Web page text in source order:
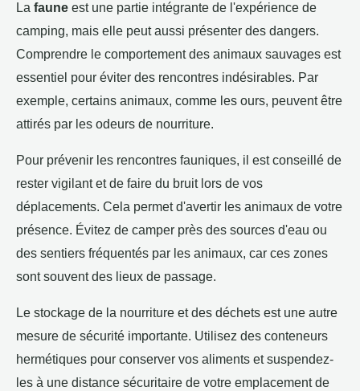
La faune est une partie intégrante de l'expérience de
camping, mais elle peut aussi présenter des dangers.
Comprendre le comportement des animaux sauvages est
essentiel pour éviter des rencontres indésirables. Par
exemple, certains animaux, comme les ours, peuvent être
attirés par les odeurs de nourriture.
Pour prévenir les rencontres fauniques, il est conseillé de
rester vigilant et de faire du bruit lors de vos
déplacements. Cela permet d'avertir les animaux de votre
présence. Évitez de camper près des sources d'eau ou
des sentiers fréquentés par les animaux, car ces zones
sont souvent des lieux de passage.
Le stockage de la nourriture et des déchets est une autre
mesure de sécurité importante. Utilisez des conteneurs
hermétiques pour conserver vos aliments et suspendez-
les à une distance sécuritaire de votre emplacement de